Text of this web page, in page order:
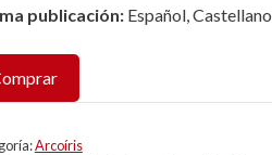
publicación:Español, Castellano
Arcoíris